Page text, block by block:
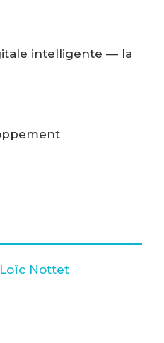
intelligente — la
Loïc Nottet